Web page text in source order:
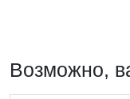
Возможно,